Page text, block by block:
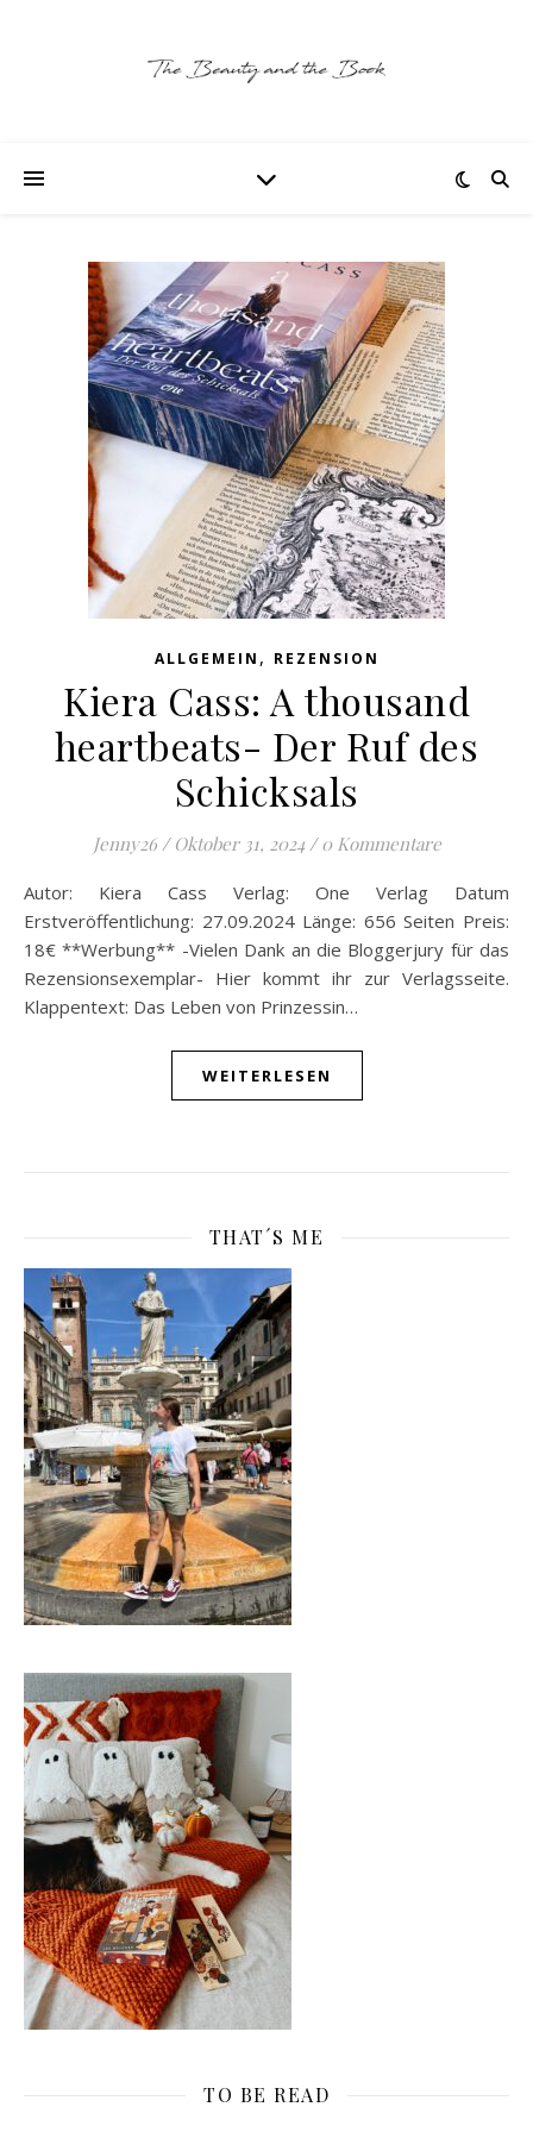
ALLGEMEIN , REZENSION
Kiera Cass: A thousand
heartbeats- Der Ruf des
Schicksals
Jenny26 / Oktober 31, 2024 / 0 Kommentare
Autor: Kiera Cass Verlag: One Verlag Datum
Erstveröffentlichung: 27.09.2024 Länge: 656 Seiten Preis:
18€ **Werbung** -Vielen Dank an die Bloggerjury für das
Rezensionsexemplar- Hier kommt ihr zur Verlagsseite.
Klappentext: Das Leben von Prinzessin…
WEITERLESEN
THAT´S ME
TO BE READ